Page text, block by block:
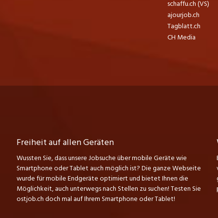
schaffu.ch (VS)
ajourjob.ch
Tagblatt.ch
CH Media
Freiheit auf allen Geräten
Wussten Sie, dass unsere Jobsuche über mobile Geräte wie
Smartphone oder Tablet auch möglich ist? Die ganze Webseite
wurde für mobile Endgeräte optimiert und bietet Ihnen die
Möglichkeit, auch unterwegs nach Stellen zu suchen! Testen Sie
ostjob.ch doch mal auf Ihrem Smartphone oder Tablet!